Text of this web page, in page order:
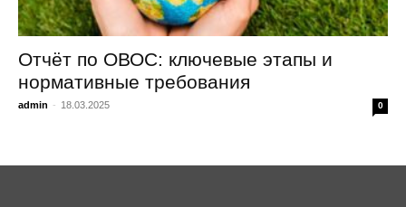
Отчёт по ОВОС: ключевые этапы и
нормативные требования
admin - 18.03.2025 0